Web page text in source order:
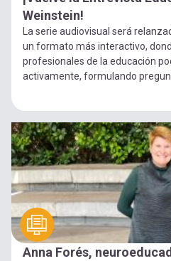
Weinstein!
La serie audiovisual será
un formato más interactivo,
profesionales de la educación
activamente, formulando
Anna Forés,